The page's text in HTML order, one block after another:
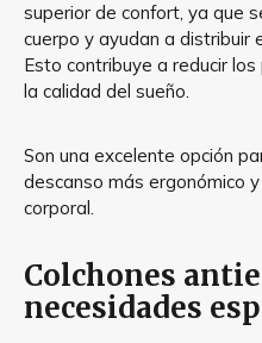
superior de confort, ya que
cuerpo y ayudan a distribuir
Esto contribuye a reducir
la calidad del sueño.
Son una excelente opción
descanso más ergonómico
corporal.
Colchones
necesidades